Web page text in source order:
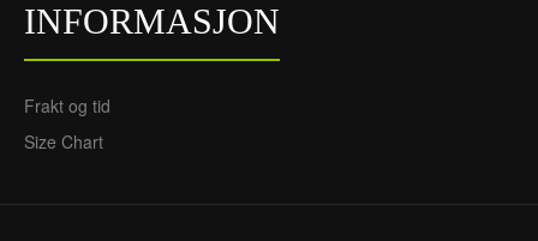
INFORMASJON
Frakt og tid
Size Chart